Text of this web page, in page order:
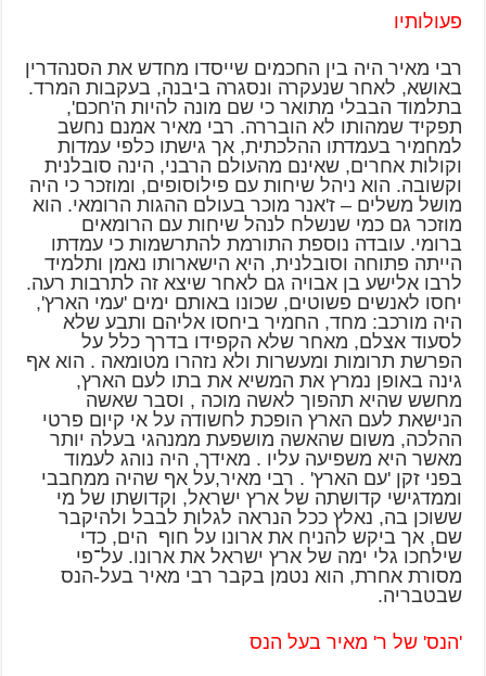
פעולותיו
רבי מאיר היה בין החכמים שייסדו מחדש את הסנהדרין
באושא, לאחר שנעקרה ונסגרה ביבנה, בעקבות המרד.
בתלמוד הבבלי מתואר כי שם מונה להיות ה'חכם',
תפקיד שמהותו לא הובררה. רבי מאיר אמנם נחשב
למחמיר בעמדתו ההלכתית, אך גישתו כלפי עמדות
וקולות אחרים, שאינם מהעולם הרבני, הינה סובלנית
וקשובה. הוא ניהל שיחות עם פילוסופים, ומוזכר כי היה
מושל משלים – ז'אנר מוכר בעולם ההגות הרומאי. הוא
מוזכר גם כמי שנשלח לנהל שיחות עם הרומאים
ברומי. עובדה נוספת התורמת להתרשמות כי עמדתו
הייתה פתוחה וסובלנית, היא הישארותו נאמן ותלמיד
לרבו אלישע בן אבויה גם לאחר שיצא זה לתרבות רעה.
יחסו לאנשים פשוטים, שכונו באותם ימים 'עמי הארץ',
היה מורכב: מחד, החמיר ביחסו אליהם ותבע שלא
לסעוד אצלם, מאחר שלא הקפידו בדרך כלל על
הפרשת תרומות ומעשרות ולא נזהרו מטומאה . הוא אף
גינה באופן נמרץ את המשיא את בתו לעם הארץ,
מחשש שהיא תהפוך לאשה מוכה , וסבר שאשה
הנישאת לעם הארץ הופכת לחשודה על אי קיום פרטי
ההלכה, משום שהאשה מושפעת ממנהגי בעלה יותר
מאשר היא משפיעה עליו . מאידך, היה נוהג לעמוד
בפני זקן 'עם הארץ' . רבי מאיר,על אף שהיה ממחבבי
וממדגישי קדושתה של ארץ ישראל, וקדושתו של מי
ששוכן בה, נאלץ ככל הנראה לגלות לבבל ולהיקבר
שם, אך ביקש להניח את ארונו על חוף הים, כדי
שילחכו גלי ימה של ארץ ישראל את ארונו. על־פי
מסורת אחרת, הוא נטמן בקבר רבי מאיר בעל-הנס
שבטבריה.
'הנס' של ר' מאיר בעל הנס